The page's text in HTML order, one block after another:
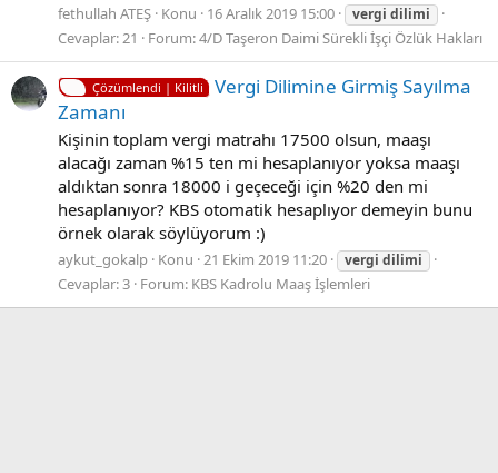
fethullah ATEŞ Konu 16 Aralık 2019 15:00 vergi dilimi
Cevaplar: 21 Forum:4/D Taşeron Daimi Sürekli İşçi Özlük Hakları
Çözümlendi | Kilitli
Vergi Dilimine Girmiş Sayılma
Zamanı
Kişinin toplam vergi matrahı 17500 olsun, maaşı
alacağı zaman %15 ten mi hesaplanıyor yoksa maaşı
aldıktan sonra 18000 i geçeceği için %20 den mi
hesaplanıyor? KBS otomatik hesaplıyor demeyin bunu
örnek olarak söylüyorum :)
aykut_gokalp Konu 21 Ekim 2019 11:20 vergi dilimi
Cevaplar: 3 Forum: KBS Kadrolu Maaş İşlemleri